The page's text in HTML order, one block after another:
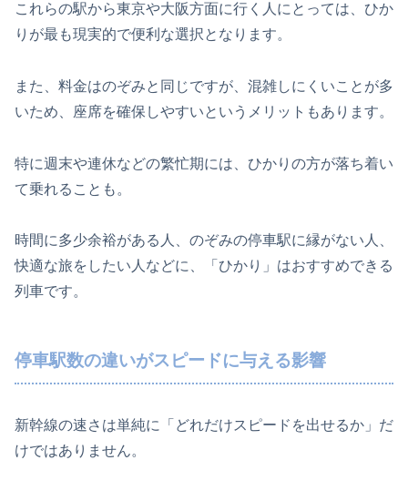
これらの駅から東京や大阪方面に行く人にとっては、ひか
りが最も現実的で便利な選択となります。
また、料金はのぞみと同じですが、混雑しにくいことが多
いため、座席を確保しやすいというメリットもあります。
特に週末や連休などの繁忙期には、ひかりの方が落ち着い
て乗れることも。
時間に多少余裕がある人、のぞみの停車駅に縁がない人、
快適な旅をしたい人などに、「ひかり」はおすすめできる
列車です。
停車駅数の違いがスピードに与える影響
新幹線の速さは単純に「どれだけスピードを出せるか」だ
けではありません。